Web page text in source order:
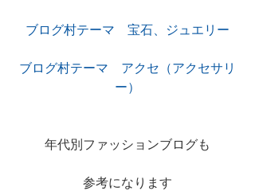
ブログ村テーマ　宝石、ジュエリー
ブログ村テーマ　アクセ（アクセサリ
ー）
年代別ファッションブログも
参考になります